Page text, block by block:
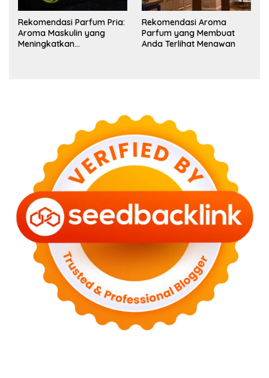
Rekomendasi Parfum Pria:
Aroma Maskulin yang
Meningkatkan
Rekomendasi Aroma
Parfum yang Membuat
Anda Terlihat Menawan